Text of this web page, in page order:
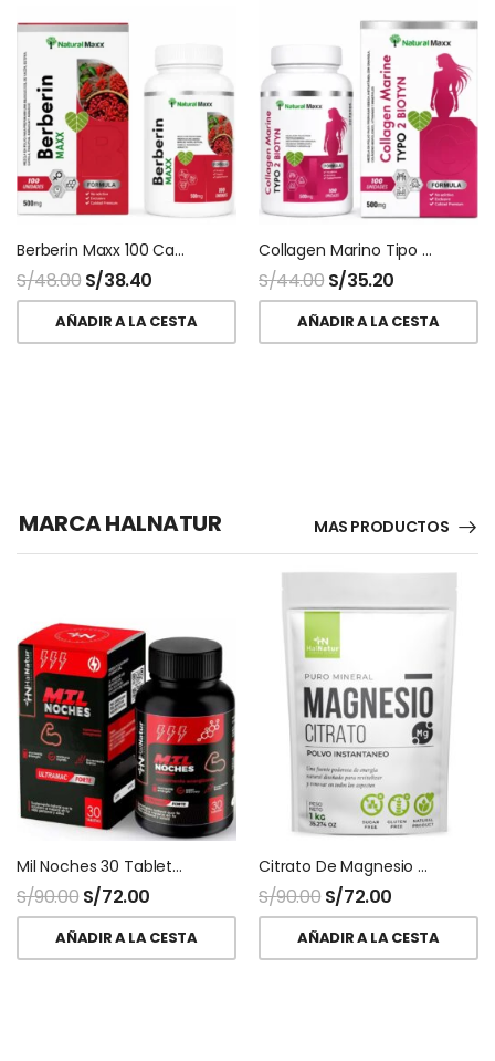
Berberin Maxx 100 Capsulas Naturalmaxx
S/48.00 S/38.40
AÑADIR A LA CESTA
Collagen Marino Tipo 2 + Biotina 100 Capsulas Naturalmaxx
S/44.00 S/35.20
AÑADIR A LA CESTA
MARCA HALNATUR MAS PRODUCTOS
Mil Noches 30 Tabletas HNhalnatur
S/90.00 S/72.00
AÑADIR A LA CESTA
Citrato De Magnesio Halnatur Doypack
S/90.00 S/72.00
AÑADIR A LA CESTA